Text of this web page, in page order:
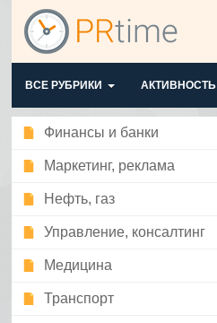
ВСЕ РУБРИКИ АКТИВНОСТЬ
Финансы и банки
Маркетинг, реклама
Нефть, газ
Управление, консалтинг
Медицина
Транспорт